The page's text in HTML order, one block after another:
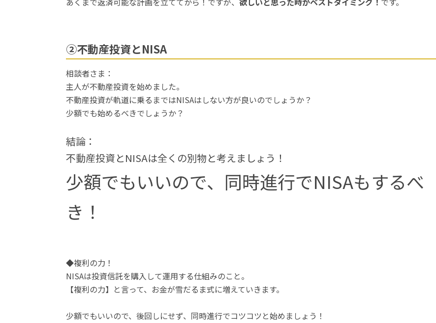
②不動産投資とNISA
相談者さま：
主人が不動産投資を始めました。
不動産投資が軌道に乗るまではNISAはしない方が良いのでしょうか？
少額でも始めるべきでしょうか？
結論：
不動産投資とNISAは全くの別物と考えましょう！
少額でもいいので、同時進行でNISAもするべ
き！
◆複利の力！
NISAは投資信託を購入して運用する仕組みのこと。
【複利の力】と言って、お金が雪だるま式に増えていきます。
少額でもいいので、後回しにせず、同時進行でコツコツと始めましょう！